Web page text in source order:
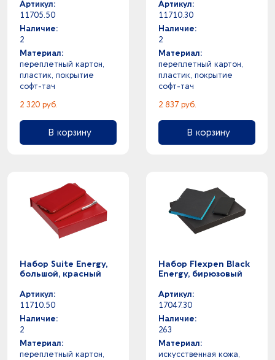
Артикул:
11705.50
Наличие:
2
Материал:
переплетный картон,
пластик, покрытие
софт-тач
2 320 руб.
В корзину
Артикул:
11710.30
Наличие:
2
Материал:
переплетный картон,
пластик, покрытие
софт-тач
2 837 руб.
В корзину
Набор Suite Energy,
большой, красный
Артикул:
11710.50
Наличие:
2
Материал:
переплетный картон,
Набор Flexpen Black
Energy, бирюзовый
Артикул:
17047.30
Наличие:
263
Материал:
искусственная кожа,